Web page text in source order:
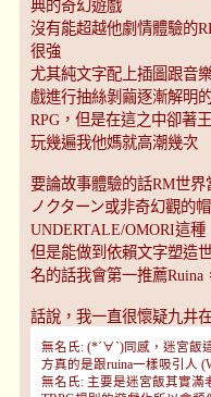
典的奇幻遊戲
沒有能超越他劇情體驗的
很強
尤其純文字配上插圖跟音
戲進行抽絲剝繭逐漸解明
RPG，但是在這之中卻著
玩幾遍我他媽就高潮幾次
要論故事體驗的話RM世界
ノクターン或非奇幻觀的
UNDERTALE/OMORI這種
但是能做到依賴文字塑造
名的話我會第一推薦Ruina
話說，我一直很懷疑九井
無名氏: (*´∀`)同感，迷宮飯
方真的是跟ruina一樣吸引人
無名氏: 主要是迷宮飯其實滿